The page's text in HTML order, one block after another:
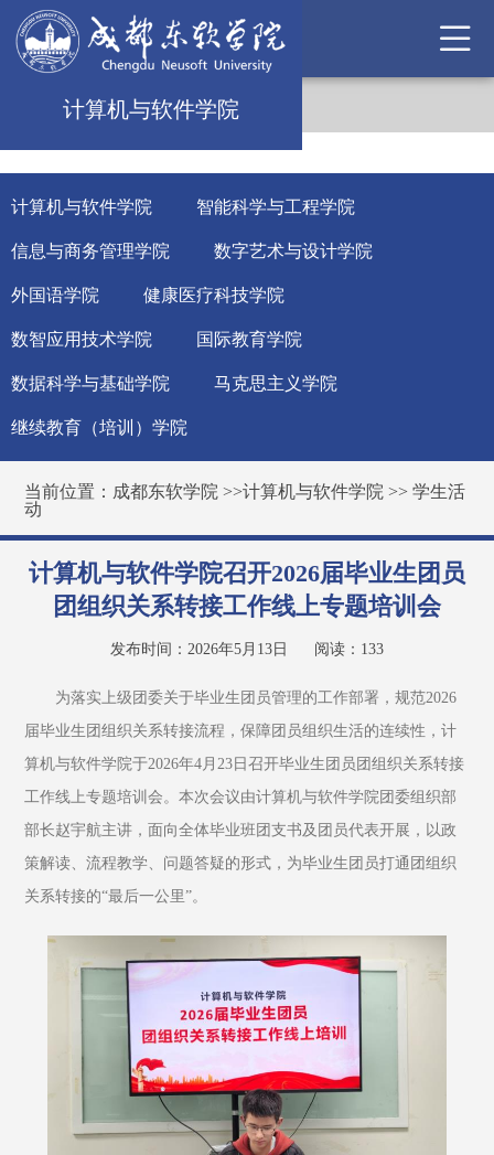
计算机与软件学院
计算机与软件学院 智能科学与工程学院
信息与商务管理学院 数字艺术与设计学院
外国语学院 健康医疗科技学院
数智应用技术学院 国际教育学院
数据科学与基础学院 马克思主义学院
继续教育（培训）学院
当前位置： 成都东软学院 >>计算机与软件学院 >>学生活
动
计算机与软件学院召开2026届毕业生团员
团组织关系转接工作线上专题培训会
发布时间：2026年5月13日 阅读： 133
为落实上级团委关于毕业生团员管理的工作部署，规范2026
届毕业生团组织关系转接流程，保障团员组织生活的连续性，计
算机与软件学院于2026年4月23日召开毕业生团员团组织关系转接
工作线上专题培训会。本次会议由计算机与软件学院团委组织部
部长赵宇航主讲，面向全体毕业班团支书及团员代表开展，以政
策解读、流程教学、问题答疑的形式，为毕业生团员打通团组织
关系转接的“最后一公里”。